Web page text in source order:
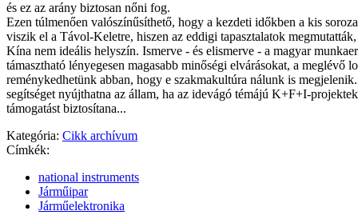
és ez az arány biztosan nőni fog.
Ezen túlmenően valószínűsíthető, hogy a kezdeti időkben a kis
viszik el a Távol-Keletre, hiszen az eddigi tapasztalatok
Kína nem ideális helyszín. Ismerve - és elismerve - a ma­gyar
támasztható lényegesen magasabb minőségi elvárásokat, a meglévő
reménykedhetünk abban, hogy e szakmakultúra nálunk is
segítséget nyújthatna az állam, ha az idevágó témájú K+F+I-
támogatást biztosítana...
Kategória: Cikk archívum
Címkék:
national instruments
Járműipar
Járműelektronika